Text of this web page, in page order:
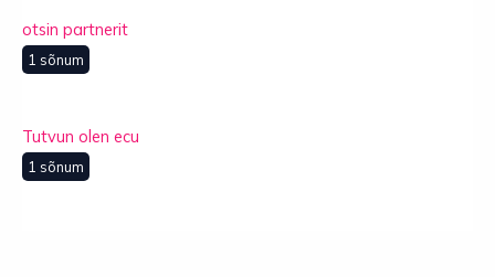
otsin partnerit
1 sõnum
Tutvun olen ecu
1 sõnum